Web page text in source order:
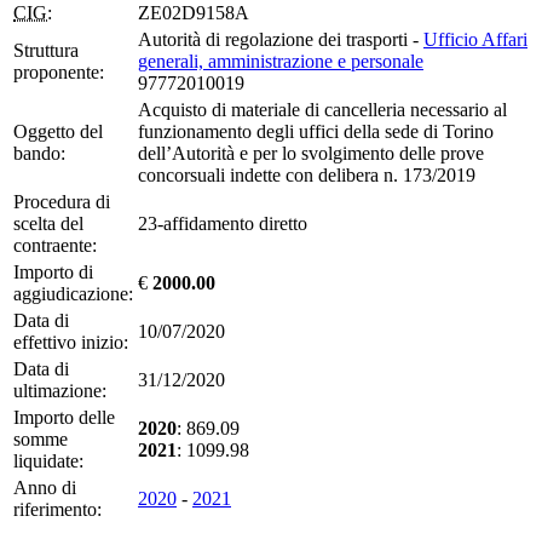
CIG:
ZE02D9158A
Struttura
proponente:
Autorità di regolazione dei trasporti - Ufficio Affari
generali, amministrazione e personale
97772010019
Oggetto del
bando:
Acquisto di materiale di cancelleria necessario al
funzionamento degli uffici della sede di Torino
dell’Autorità e per lo svolgimento delle prove
concorsuali indette con delibera n. 173/2019
Procedura di
scelta del
contraente:
23-affidamento diretto
Importo di
aggiudicazione:
€ 2000.00
Data di
effettivo inizio:
10/07/2020
Data di
ultimazione:
31/12/2020
Importo delle
somme
liquidate:
2020: 869.09
2021: 1099.98
Anno di
riferimento:
2020 - 2021